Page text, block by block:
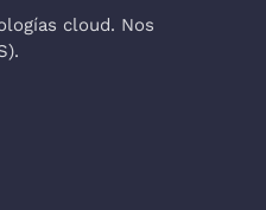
cloud. Nos